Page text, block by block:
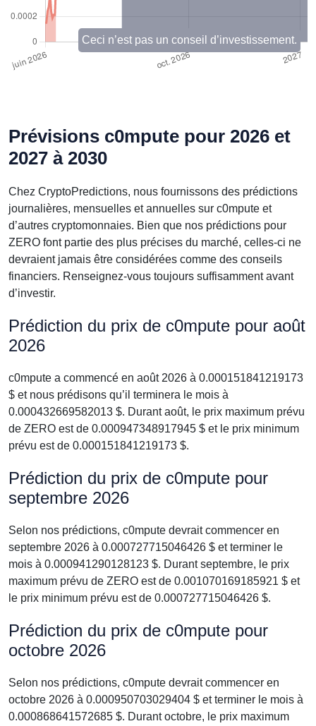
Ceci n’est pas un conseil d’investissement.
Prévisions c0mpute pour 2026 et
2027 à 2030
Chez CryptoPredictions, nous fournissons des prédictions
journalières, mensuelles et annuelles sur c0mpute et
d’autres cryptomonnaies. Bien que nos prédictions pour
ZERO font partie des plus précises du marché, celles-ci ne
devraient jamais être considérées comme des conseils
financiers. Renseignez-vous toujours suffisamment avant
d’investir.
Prédiction du prix de c0mpute pour août
2026
c0mpute a commencé en août 2026 à 0.000151841219173
$ et nous prédisons qu’il terminera le mois à
0.000432669582013 $. Durant août, le prix maximum prévu
de ZERO est de 0.000947348917945 $ et le prix minimum
prévu est de 0.000151841219173 $.
Prédiction du prix de c0mpute pour
septembre 2026
Selon nos prédictions, c0mpute devrait commencer en
septembre 2026 à 0.000727715046426 $ et terminer le
mois à 0.000941290128123 $. Durant septembre, le prix
maximum prévu de ZERO est de 0.001070169185921 $ et
le prix minimum prévu est de 0.000727715046426 $.
Prédiction du prix de c0mpute pour
octobre 2026
Selon nos prédictions, c0mpute devrait commencer en
octobre 2026 à 0.000950703029404 $ et terminer le mois à
0.000868641572685 $. Durant octobre, le prix maximum